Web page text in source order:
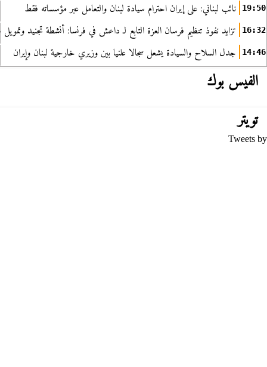
19:50 نائب لبناني: على إيران احترام سيادة لبنان والتعامل عبر مؤسساته فقط
16:32 تزايد نفوذ تنظيم فرسان العزة التابع لـ داعش في فرنسا: أنشطة تجنيد
14:46 جدل السلاح والسيادة يشعل سجالا علنيا بين وزيري خارجية لبنان وإيران
الفيس بوك
تويتر
Tweets by